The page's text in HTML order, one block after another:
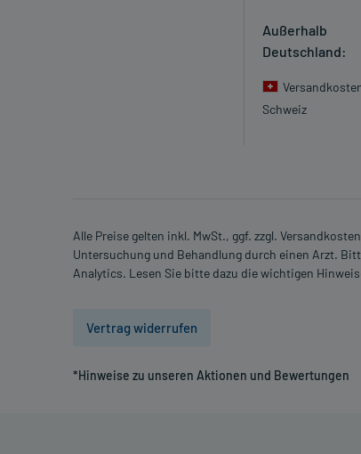
Außerhalb
Deutschland:
Schweiz
Alle Preise gelten inkl. MwSt., ggf. zzgl.
Untersuchung und Behandlung durch einen Arzt.
Analytics. Lesen Sie bitte dazu die wichtigen
Vertrag widerrufen
*Hinweise zu unseren Aktionen und Bewertungen